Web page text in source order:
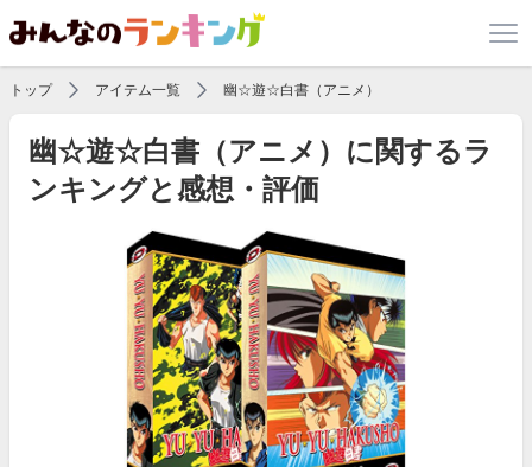
トップ アイテム一覧 幽☆遊☆白書（アニメ）
幽☆遊☆白書（アニメ）に関するラ
ンキングと感想・評価